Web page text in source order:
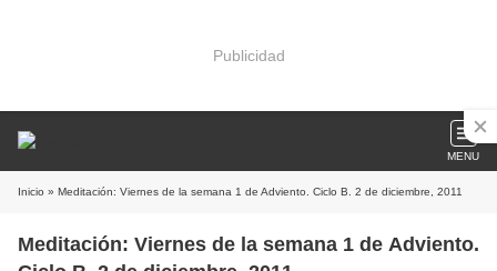
Publicidad
MENU
Inicio » Meditación: Viernes de la semana 1 de Adviento. Ciclo B. 2 de diciembre, 2011
Meditación: Viernes de la semana 1 de Adviento.